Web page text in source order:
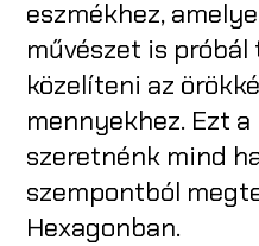
eszmékhez,
művészet is
közelíteni az
mennyekhez. Ezt
szeretnénk mind
szempontból
Hexagonban.